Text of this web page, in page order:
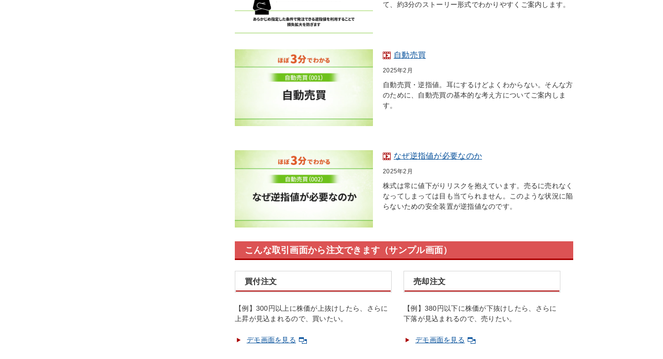
て、約3分のストーリー形式でわかりやすくご案内します。
自動売買
2025年2月
自動売買・逆指値。耳にするけどよくわからない。そんな方
のために、自動売買の基本的な考え方についてご案内しま
す。
なぜ逆指値が必要なのか
2025年2月
株式は常に値下がりリスクを抱えています。売るに売れなく
なってしまっては目も当てられません。このような状況に陥
らないための安全装置が逆指値なのです。
こんな取引画面から注文できます（サンプル画面）
買付注文
【例】300円以上に株価が上抜けしたら、さらに
上昇が見込まれるので、買いたい。
デモ画面を見る
売却注文
【例】380円以下に株価が下抜けしたら、さらに
下落が見込まれるので、売りたい。
デモ画面を見る